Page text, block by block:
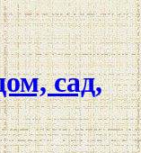
сад,